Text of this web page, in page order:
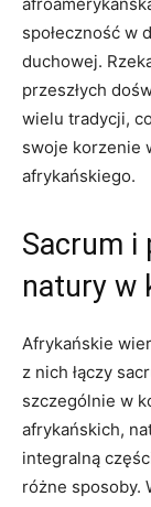
społeczność w
duchowej.
przeszłych
wielu tradycji,
swoje korzenie
afrykańskiego.
Sacrum i
natury w
Afrykańskie
z nich łączy
szczególnie w
afrykańskich,
integralną
różne sposoby.